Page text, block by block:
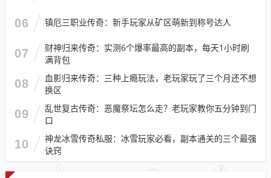
06 镇厄三职业传奇：新手玩家从矿区萌新到称号达人
07
财神归来传奇：实测6个爆率最高的副本，每天1小时刷
满背包
08
血影归来传奇：三种上瘾玩法，老玩家玩了三个月还不想
换区
09
乱世复古传奇：恶魔祭坛怎么走？老玩家教你五分钟到门
口
10
神龙冰雪传奇私服：冰雪玩家必看，副本通关的三个最强
诀窍